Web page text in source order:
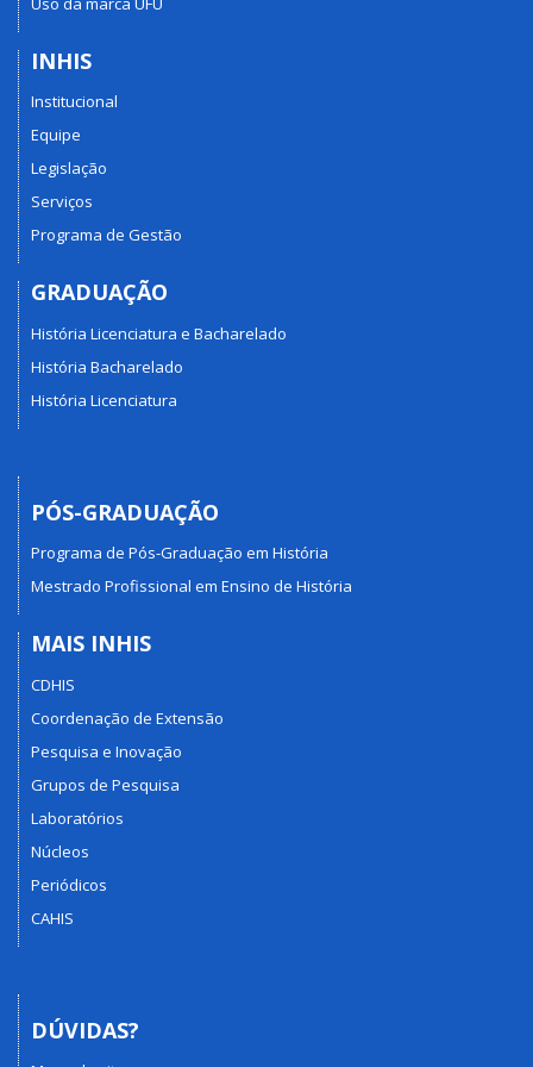
INHIS
Institucional
Equipe
Legislação
Serviços
Programa de Gestão
GRADUAÇÃO
História Licenciatura e Bacharelado
História Bacharelado
História Licenciatura
PÓS-GRADUAÇÃO
Programa de Pós-Graduação em História
Mestrado Profissional em Ensino de História
MAIS INHIS
CDHIS
Coordenação de Extensão
Pesquisa e Inovação
Grupos de Pesquisa
Laboratórios
Núcleos
Periódicos
CAHIS
DÚVIDAS?